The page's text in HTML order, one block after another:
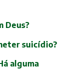
Deus?
suicídio?
alguma